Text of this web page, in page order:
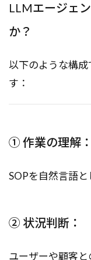
LLMエージェ
か？
以下のような構成
す：
① 作業の理解：
SOPを自然言語と
② 状況判断：
ユーザーや顧客と